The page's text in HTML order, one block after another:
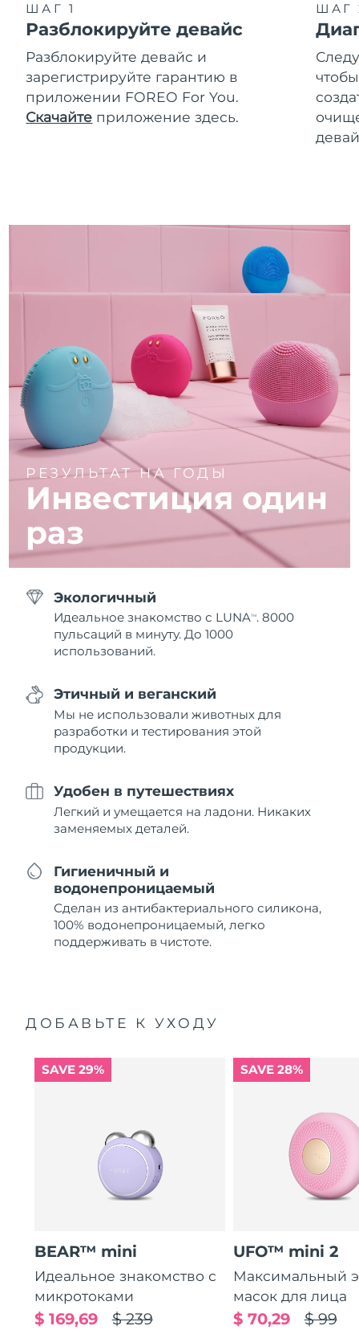
ШАГ 1
Разблокируйте девайс
Разблокируйте девайс и
зарегистрируйте гарантию в
приложении FOREO For You.
Скачайте приложение здесь.
ШАГ
РЕЗУЛЬТАТ НА ГОДЫ
Инвестиция один
раз
Экологичный
Идеальное знакомство с LUNATM . 8000
пульсаций в минуту. До 1000
использований.
Этичный и веганский
Мы не использовали животных для
разработки и тестирования этой
продукции.
Удобен в путешествиях
Легкий и умещается на ладони. Никаких
заменяемых деталей.
Гигиеничный и
водонепроницаемый
Сделан из антибактериального силикона,
100% водонепроницаемый, легко
поддерживать в чистоте.
ДОБАВЬТЕ К УХОДУ
SAVE 29%
BEAR™ mini
Идеальное знакомство с
микротоками
$ 239
$ 169,69
SAVE 28%
UFO™ mini 2
Максимальный
масок для лица
$ 99
$ 70,29